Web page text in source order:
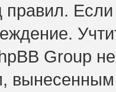
правил.
Group